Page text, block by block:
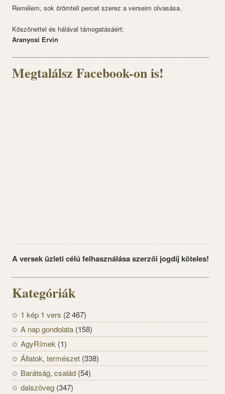
Remélem, sok örömteli percet szerez a verseim olvasása.
Köszönettel és hálával támogatásáért:
Aranyosi Ervin
Megtalálsz Facebook-on is!
A versek üzleti célú felhasználása szerzői jogdíj köteles!
Kategóriák
1 kép 1 vers (2 467)
A nap gondolata (158)
AgyRímek (1)
Állatok, természet (338)
Barátság, család (54)
dalszöveg (347)